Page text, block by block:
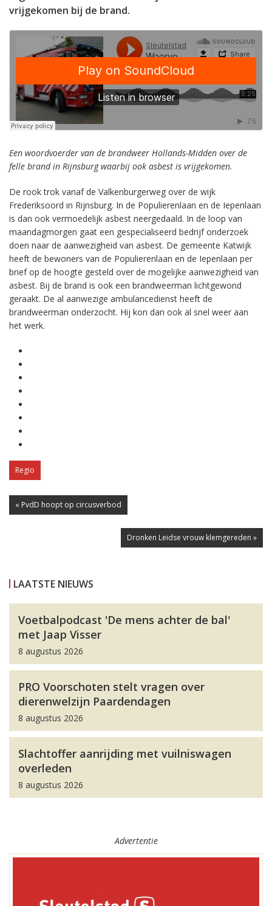
vrijgekomen bij de brand.
Een woordvoerder van de brandweer Hollands-Midden over de
felle brand in Rijnsburg waarbij ook asbest is vrijgekomen.
De rook trok vanaf de Valkenburgerweg over de wijk
Frederiksoord in Rijnsburg. In de Populierenlaan en de Iepenlaan
is dan ook vermoedelijk asbest neergedaald. In de loop van
maandagmorgen gaat een gespecialiseerd bedrijf onderzoek
doen naar de aanwezigheid van asbest. De gemeente Katwijk
heeft de bewoners van de Populierenlaan en de Iepenlaan per
brief op de hoogte gesteld over de mogelijke aanwezigheid van
asbest. Bij de brand is ook een brandweerman lichtgewond
geraakt. De al aanwezige ambulancedienst heeft de
brandweerman onderzocht. Hij kon dan ook al snel weer aan
het werk.
Regio
« PvdD hoopt op circusverbod
Dronken Leidse vrouw klemgereden »
LAATSTE NIEUWS
Voetbalpodcast 'De mens achter de bal'
met Jaap Visser
8 augustus 2026
PRO Voorschoten stelt vragen over
dierenwelzijn Paardendagen
8 augustus 2026
Slachtoffer aanrijding met vuilniswagen
overleden
8 augustus 2026
Advertentie